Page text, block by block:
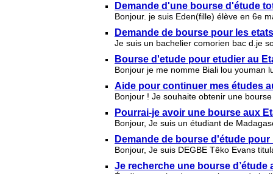
Demande d'une bourse d'étude
Bonjour. je suis Eden(fille) élève en 6e
Demande de bourse pour les
Je suis un bachelier comorien bac d.je
Bourse d'etude pour etudier au
Bonjour je me nomme Biali lou youman
Aide pour continuer mes études
Bonjour ! Je souhaite obtenir une
Pourrai-je avoir une bourse aux
Bonjour, Je suis un étudiant de
Demande de bourse d'étude
Bonjour, Je suis DEGBE Têko Evans
Je recherche une bourse